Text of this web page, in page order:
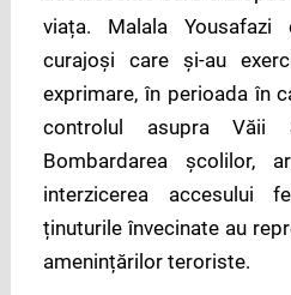
viața. Malala
curajoși care și-au
exprimare, în perioada în
controlul asupra Văii
Bombardarea școlilor,
interzicerea accesului
ținuturile învecinate au
amenințărilor teroriste.